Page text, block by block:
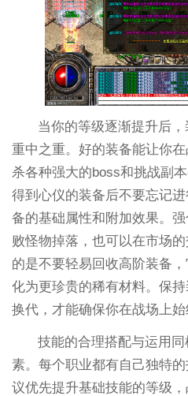
当你的等级逐渐提升后
重中之重。好的装备能让你
杀各种强大的boss和挑战副
得到心仪的装备后不要忘记
备的基础属性和附加效果。
败怪物掉落，也可以在市场
的是不要轻易回收高阶装备
化为更珍贵的稀有材料。保
换代，才能确保你在战场上始
技能的合理搭配与运用
素。每个职业都有自己独特
议优先提升基础技能的等级